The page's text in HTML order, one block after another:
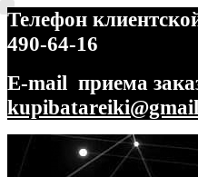
Телефон
490-64-16
E-mail приема
Перейти
навигации
Перейти
содержимому